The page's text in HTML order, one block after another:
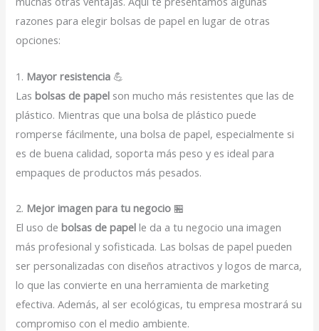
razones para elegir bolsas de papel en lugar de otras
opciones:
1. Mayor resistencia 💪
Lasbolsas de papel son mucho más resistentes que las de
plástico. Mientras que una bolsa de plástico puede
romperse fácilmente, una bolsa de papel, especialmente si
es de buena calidad, soporta más peso y es ideal para
empaques de productos más pesados.
2. Mejor imagen para tu negocio 🏪
El uso debolsas de papel le da a tu negocio una imagen
más profesional y sofisticada. Las bolsas de papel pueden
ser personalizadas con diseños atractivos y logos de marca,
lo que las convierte en una herramienta de marketing
efectiva. Además, al ser ecológicas, tu empresa mostrará su
compromiso con el medio ambiente.